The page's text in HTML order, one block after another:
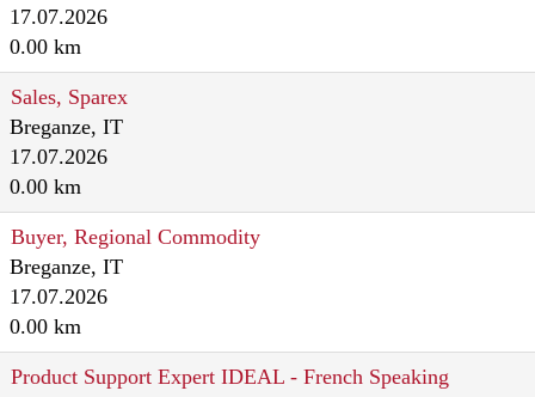
17.07.2026
0.00 km
Sales, Sparex
Breganze, IT
17.07.2026
0.00 km
Buyer, Regional Commodity
Breganze, IT
17.07.2026
0.00 km
Product Support Expert IDEAL - French Speaking